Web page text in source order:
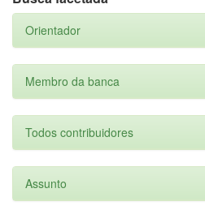
Orientador
Membro da banca
Todos contribuidores
Assunto